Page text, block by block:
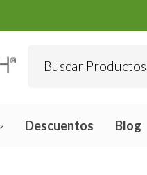
Descuentos Blog